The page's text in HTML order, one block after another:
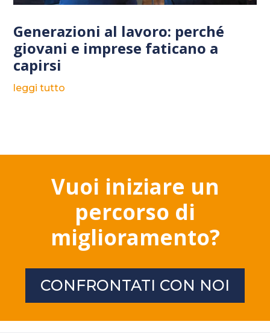
Generazioni al lavoro: perché
giovani e imprese faticano a
capirsi
leggi tutto
Vuoi iniziare un
percorso di
miglioramento?
CONFRONTATI CON NOI